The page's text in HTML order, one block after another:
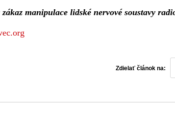
zákaz manipulace lidské nervové soustavy
Zdielať článok na: